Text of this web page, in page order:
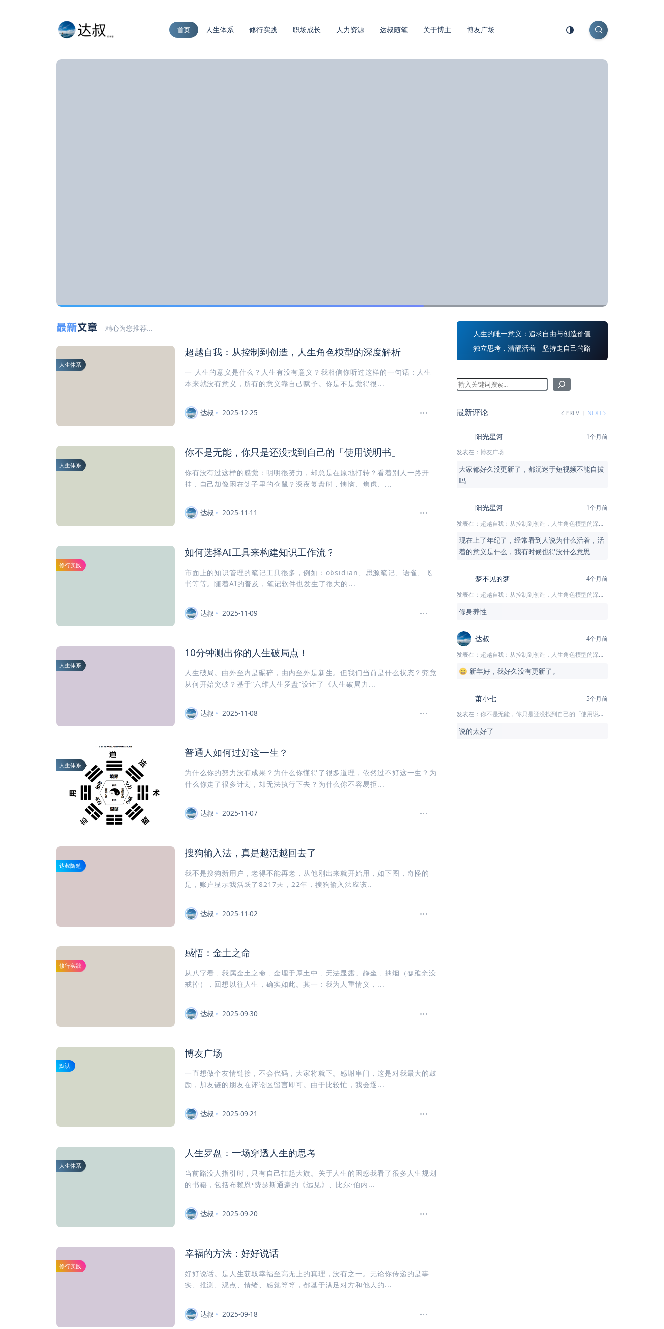
首页 人生体系 修行实践 职场成长 人力资源 达叔随笔 关于博主 博友广场
最新文章 精心为您推荐...
人生体系
超越自我：从控制到创造，人生角色模型的深度解析
一 人生的意义是什么？人生有没有意义？我相信你听过这样的一句话：人生
本来就没有意义，所有的意义靠自己赋予。你是不是觉得很...
达叔 2025-12-25
人生体系
你不是无能，你只是还没找到自己的「使用说明书」
你有没有过这样的感觉：明明很努力，却总是在原地打转？看着别人一路开
挂，自己却像困在笼子里的仓鼠？深夜复盘时，懊恼、焦虑、...
达叔 2025-11-11
修行实践
如何选择AI工具来构建知识工作流？
市面上的知识管理的笔记工具很多，例如：obsidian、思源笔记、语雀、飞
书等等。随着AI的普及，笔记软件也发生了很大的...
达叔 2025-11-09
人生体系
10分钟测出你的人生破局点！
人生破局。由外至内是碾碎，由内至外是新生。但我们当前是什么状态？究竟
从何开始突破？基于“六维人生罗盘”设计了《人生破局力...
达叔 2025-11-08
人生体系
普通人如何过好这一生？
为什么你的努力没有成果？为什么你懂得了很多道理，依然过不好这一生？为
什么你走了很多计划，却无法执行下去？为什么你不容易拒...
达叔 2025-11-07
达叔随笔
搜狗输入法，真是越活越回去了
我不是搜狗新用户，老得不能再老，从他刚出来就开始用，如下图，奇怪的
是，账户显示我活跃了8217天，22年，搜狗输入法应该...
达叔 2025-11-02
修行实践
感悟：金土之命
从八字看，我属金土之命，金埋于厚土中，无法显露。静坐，抽烟（@雅余没
戒掉），回想以往人生，确实如此。其一：我为人重情义，...
达叔 2025-09-30
默认
博友广场
一直想做个友情链接，不会代码，大家将就下。感谢串门，这是对我最大的鼓
励，加友链的朋友在评论区留言即可。由于比较忙，我会逐...
达叔 2025-09-21
人生体系
人生罗盘：一场穿透人生的思考
当前路没人指引时，只有自己扛起大旗。关于人生的困惑我看了很多人生规划
的书籍，包括布赖恩•费瑟斯通豪的《远见》、比尔·伯内...
达叔 2025-09-20
修行实践
幸福的方法：好好说话
好好说话。是人生获取幸福至高无上的真理，没有之一。无论你传递的是事
实、推测、观点、情绪、感觉等等，都基于满足对方和他人的...
达叔 2025-09-18
人生的唯一意义：追求自由与创造价值
独立思考，清醒活着，坚持走自己的路
最新评论 PREV NEXT
阳光星河
1个月前
发表在： 博友广场
大家都好久没更新了，都沉迷于短视频不能自拔
吗
阳光星河
1个月前
发表在： 超越自我：从控制到创造，人生角色模型的深度解析
现在上了年纪了，经常看到人说为什么活着，活
着的意义是什么，我有时候也得没什么意思
梦不见的梦
4个月前
发表在： 超越自我：从控制到创造，人生角色模型的深度解析
修身养性
达叔
4个月前
发表在： 超越自我：从控制到创造，人生角色模型的深度解析
😄 新年好，我好久没有更新了。
萧小七
5个月前
发表在： 你不是无能，你只是还没找到自己的「使用说明书」
说的太好了